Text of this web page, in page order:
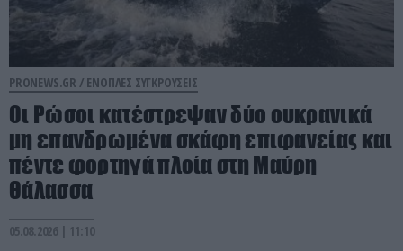
PRONEWS.GR / ΕΝΟΠΛΕΣ ΣΥΓΚΡΟΥΣΕΙΣ
Οι Ρώσοι κατέστρεψαν δύο ουκρανικά
μη επανδρωμένα σκάφη επιφανείας και
πέντε φορτηγά πλοία στη Μαύρη
Θάλασσα
05.08.2026 | 11:10